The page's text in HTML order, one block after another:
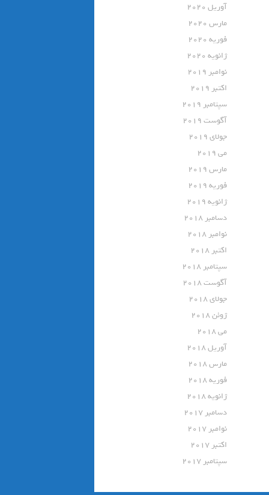
آوریل 2020
مارس 2020
فوریه 2020
ژانویه 2020
نوامبر 2019
اکتبر 2019
سپتامبر 2019
آگوست 2019
جولای 2019
می 2019
مارس 2019
فوریه 2019
ژانویه 2019
دسامبر 2018
نوامبر 2018
اکتبر 2018
سپتامبر 2018
آگوست 2018
جولای 2018
ژوئن 2018
می 2018
آوریل 2018
مارس 2018
فوریه 2018
ژانویه 2018
دسامبر 2017
نوامبر 2017
اکتبر 2017
سپتامبر 2017